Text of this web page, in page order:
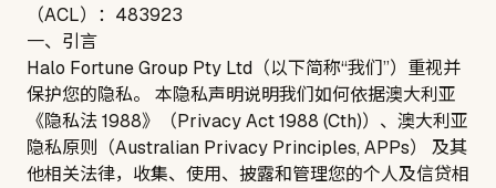
（ACL）： 483923
一、引言
Halo Fortune Group Pty Ltd （以下简称“我们”）重视并
保护您的隐私。 本隐私声明说明我们如何依据澳大利亚
《隐私法 1988》（Privacy Act 1988 (Cth)）、澳大利亚
隐私原则（Australian Privacy Principles, APPs） 及其
他相关法律，收集、使用、披露和管理您的个人及信贷相